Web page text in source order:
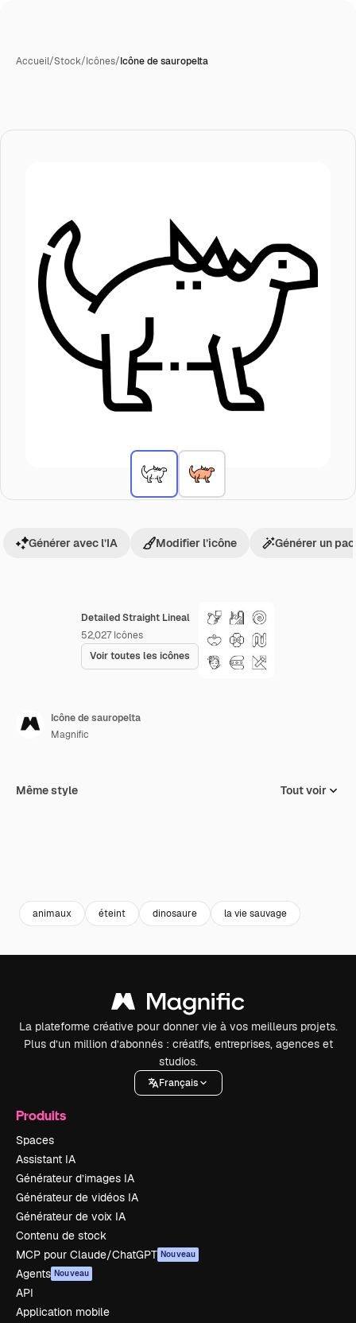
Accueil/Stock/Icônes/Icône de sauropelta
Detailed Straight Lineal
52,027 Icônes
Voir toutes les icônes
Générer avec l’IA Modifier l’icône Générer un
Icône de sauropelta
Magnific
Même style Tout voir
animaux éteint dinosaure la vie sauvage
La plateforme créative pour donner vie à vos meilleurs projets.
Plus d’un million d’abonnés : créatifs, entreprises, agences et
studios.
Français
Produits
Spaces
Assistant IA
Générateur d’images IA
Générateur de vidéos IA
Générateur de voix IA
Contenu de stock
MCP pour Claude/ChatGPT Nouveau
Agents Nouveau
API
Application mobile